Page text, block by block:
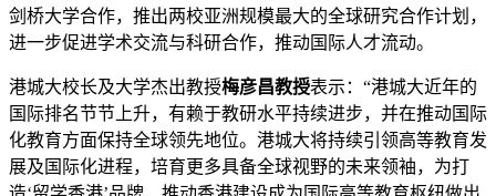
剑桥大学合作，推出两校亚洲规模最大的全球研究合作计划，
进一步促进学术交流与科研合作，推动国际人才流动。
港城大校长及大学杰出教授梅彦昌教授表示：“港城大近年的
国际排名节节上升，有赖于教研水平持续进步，并在推动国际
化教育方面保持全球领先地位。港城大将持续引领高等教育发
展及国际化进程，培育更多具备全球视野的未来领袖，为打